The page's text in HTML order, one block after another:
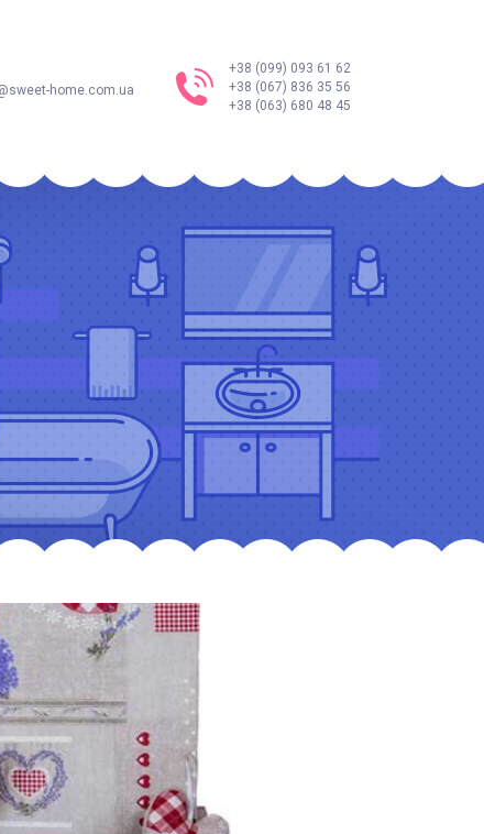
home.com.ua
+38 (099) 093 61 62
+38 (067) 836 35 56
+38 (063) 680 48 45